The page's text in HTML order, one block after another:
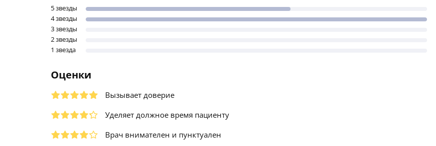
5 звезды
4 звезды
3 звезды
2 звезды
1 звезда
Оценки
Вызывает доверие
Уделяет должное время пациенту
Врач внимателен и пунктуален